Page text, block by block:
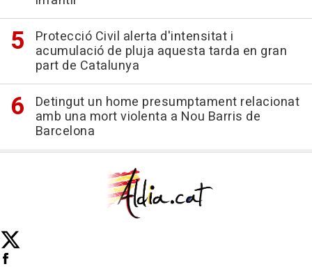
Protecció Civil alerta d'intensitat i
acumulació de pluja aquesta tarda en gran
part de Catalunya
Detingut un home presumptament relacionat
amb una mort violenta a Nou Barris de
Barcelona